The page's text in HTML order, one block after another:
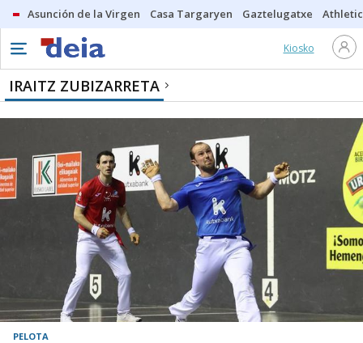
Asunción de la Virgen Casa Targaryen Gaztelugatxe Athletic
Kiosko
IRAITZ ZUBIZARRETA
PELOTA